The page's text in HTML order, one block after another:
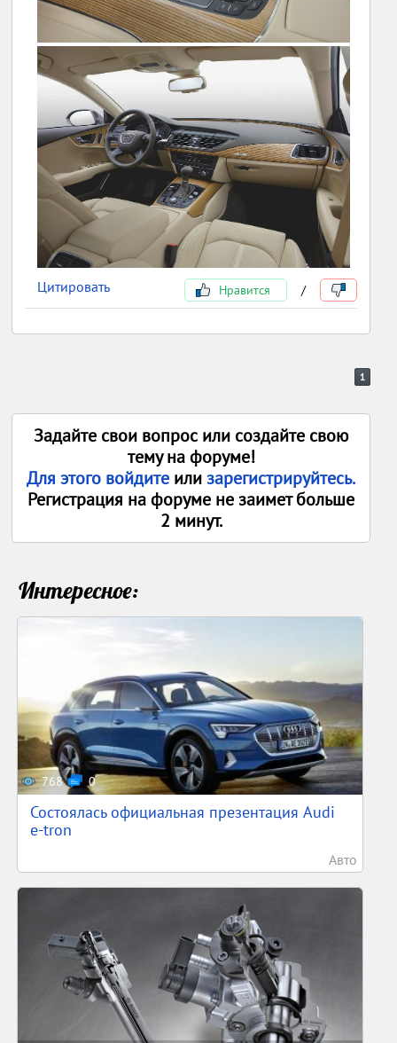
Цитировать Нравится /
1
Задайте свои вопрос или создайте свою
тему на форуме!
Для этого войдите илизарегистрируйтесь.
Регистрация на форуме не заимет больше
2 минут.
Интересное:
768 0
Состоялась официальная презентация Audi
e-tron
Авто